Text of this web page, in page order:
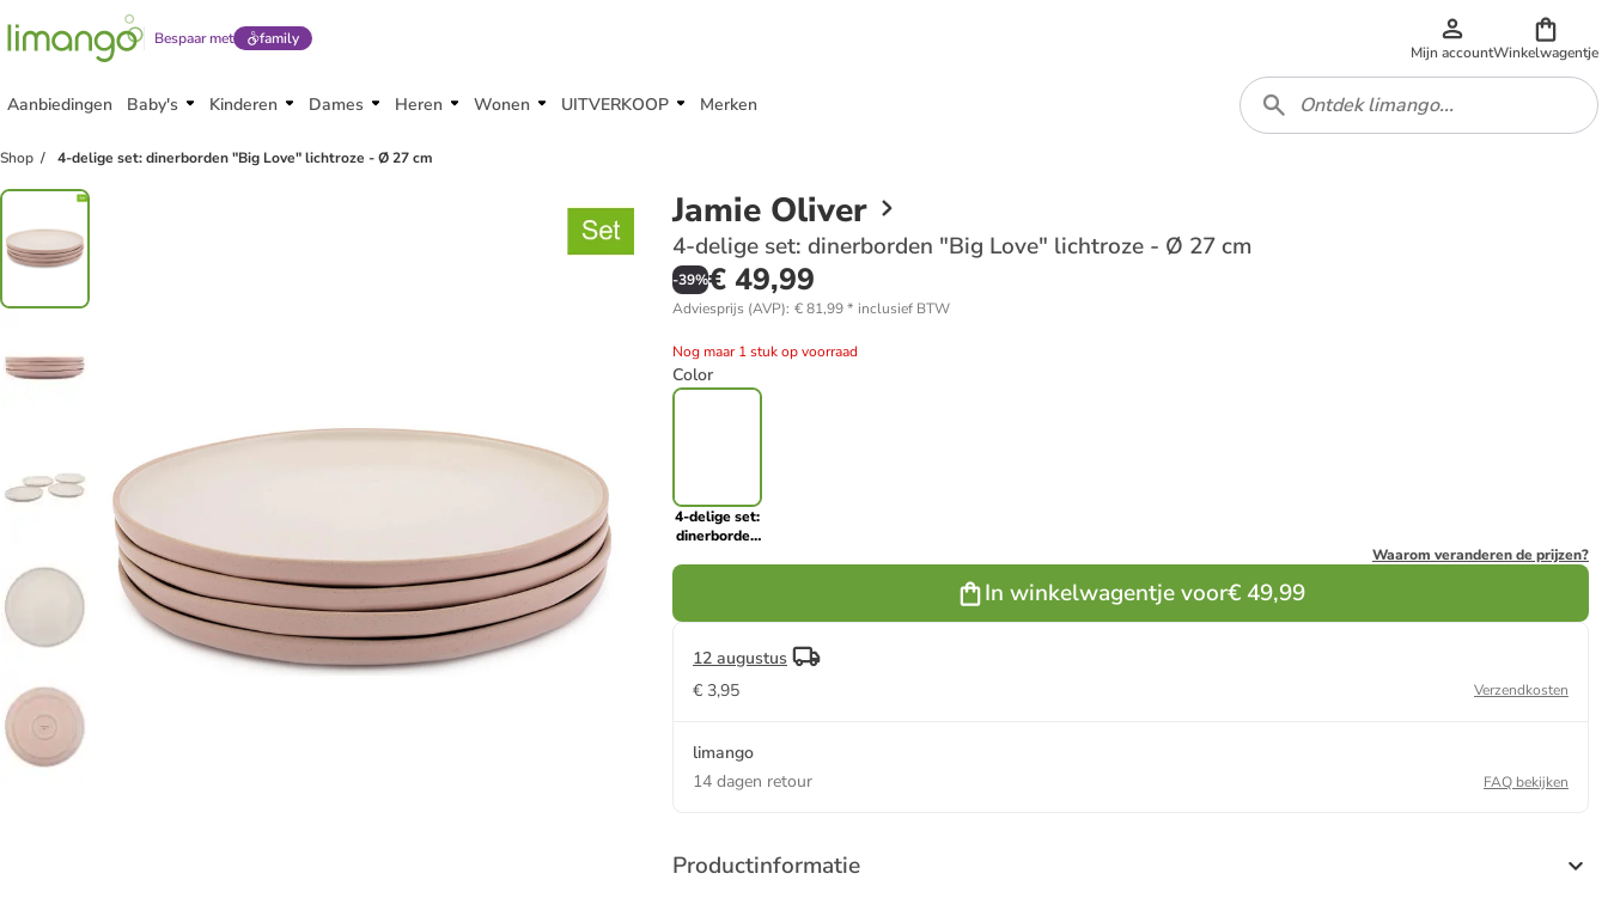
Bespaar met family
Mijn accountWinkelwagentje
Aanbiedingen Baby's Kinderen Dames Heren Wonen UITVERKOOP Merken
Shop 4-delige set: dinerborden "Big Love" lichtroze - Ø 27 cm
Jamie Oliver
4-delige set: dinerborden "Big Love" lichtroze - Ø 27 cm
-39%€ 49,99
Adviesprijs (AVP): € 81,99* inclusief BTW
Nog maar 1 stuk op voorraad
Color
4-delige set:
dinerborden
lichtroze - Ø
Waarom veranderen de prijzen?
In winkelwagentje voor€ 49,99
12 augustus
€ 3,95
Verzendkosten
limango
14 dagen retour
FAQ bekijken
Productinformatie